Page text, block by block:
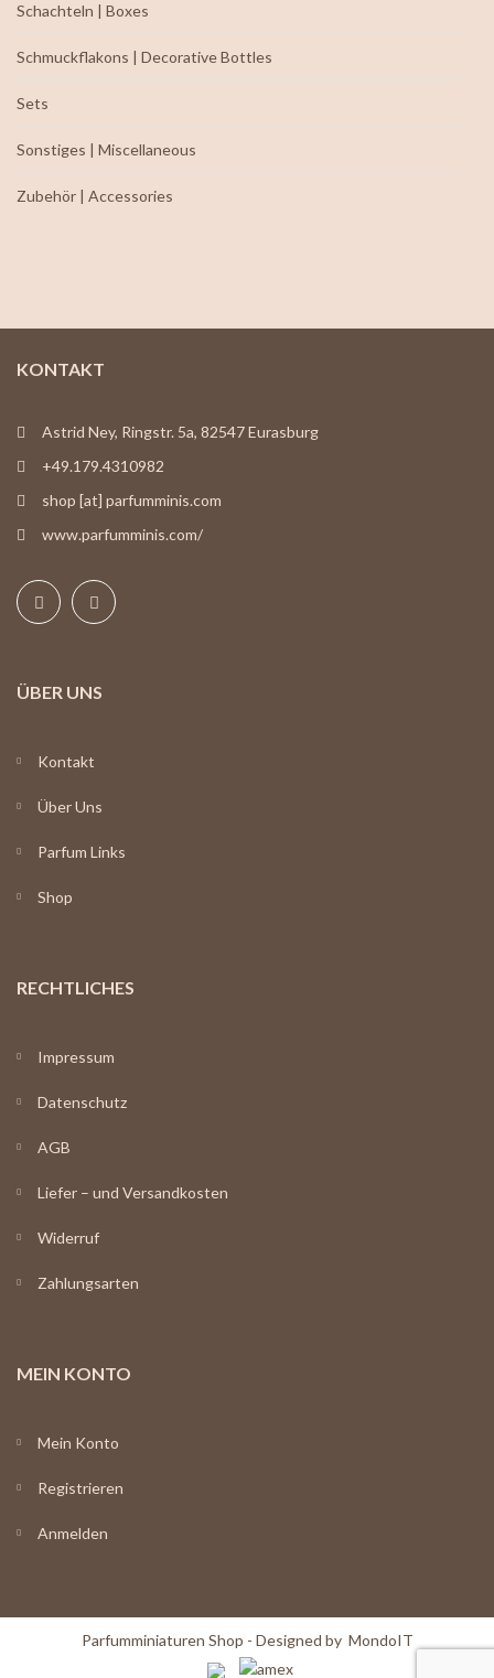
Schachteln | Boxes
Schmuckflakons | Decorative Bottles
Sets
Sonstiges | Miscellaneous
Zubehör | Accessories
KONTAKT
Astrid Ney, Ringstr. 5a, 82547 Eurasburg
+49.179.4310982
shop [at] parfumminis.com
www.parfumminis.com/
ÜBER UNS
Kontakt
Über Uns
Parfum Links
Shop
RECHTLICHES
Impressum
Datenschutz
AGB
Liefer – und Versandkosten
Widerruf
Zahlungsarten
MEIN KONTO
Mein Konto
Registrieren
Anmelden
Parfumminiaturen Shop - Designed by MondoIT